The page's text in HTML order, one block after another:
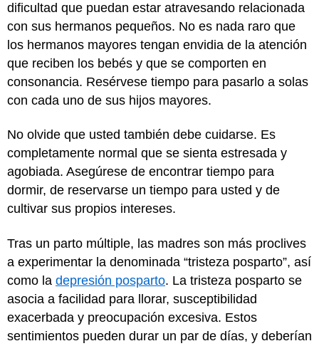
dificultad que puedan estar atravesando relacionada
con sus hermanos pequeños. No es nada raro que
los hermanos mayores tengan envidia de la atención
que reciben los bebés y que se comporten en
consonancia. Resérvese tiempo para pasarlo a solas
con cada uno de sus hijos mayores.
No olvide que usted también debe cuidarse. Es
completamente normal que se sienta estresada y
agobiada. Asegúrese de encontrar tiempo para
dormir, de reservarse un tiempo para usted y de
cultivar sus propios intereses.
Tras un parto múltiple, las madres son más proclives
a experimentar la denominada “tristeza posparto”, así
como la depresión posparto. La tristeza posparto se
asocia a facilidad para llorar, susceptibilidad
exacerbada y preocupación excesiva. Estos
sentimientos pueden durar un par de días, y deberían